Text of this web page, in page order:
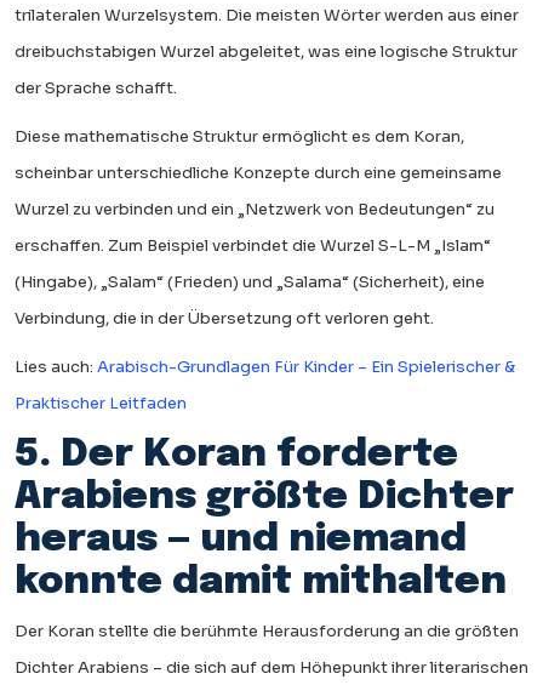
trilateralen Wurzelsystem. Die meisten Wörter werden aus einer
dreibuchstabigen Wurzel abgeleitet, was eine logische Struktur
der Sprache schafft.
Diese mathematische Struktur ermöglicht es dem Koran,
scheinbar unterschiedliche Konzepte durch eine gemeinsame
Wurzel zu verbinden und ein „Netzwerk von Bedeutungen“ zu
erschaffen. Zum Beispiel verbindet die Wurzel S-L-M „Islam“
(Hingabe), „Salam“ (Frieden) und „Salama“ (Sicherheit), eine
Verbindung, die in der Übersetzung oft verloren geht.
Lies auch: Arabisch-Grundlagen Für Kinder – Ein Spielerischer &
Praktischer Leitfaden
5. Der Koran forderte
Arabiens größte Dichter
heraus — und niemand
konnte damit mithalten
Der Koran stellte die berühmte Herausforderung an die größten
Dichter Arabiens – die sich auf dem Höhepunkt ihrer literarischen